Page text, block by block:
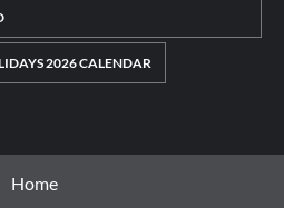
2026 CALENDAR
Home